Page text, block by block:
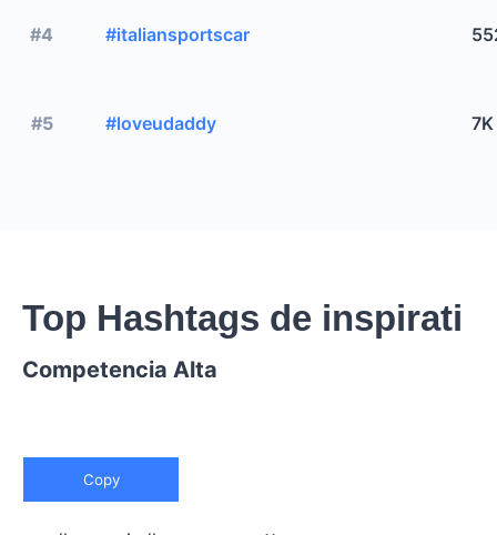
#4 #italiansportscar
#5 #loveudaddy 7K
Top Hashtags de inspirati
Competencia Alta
Copy